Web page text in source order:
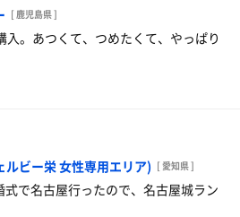
[ 鹿児島県 ]
入。あつくて、つめたくて、やっぱり
ビー栄 女性専用エリア) [ 愛知県 ]
で名古屋行ったので、名古屋城ラン